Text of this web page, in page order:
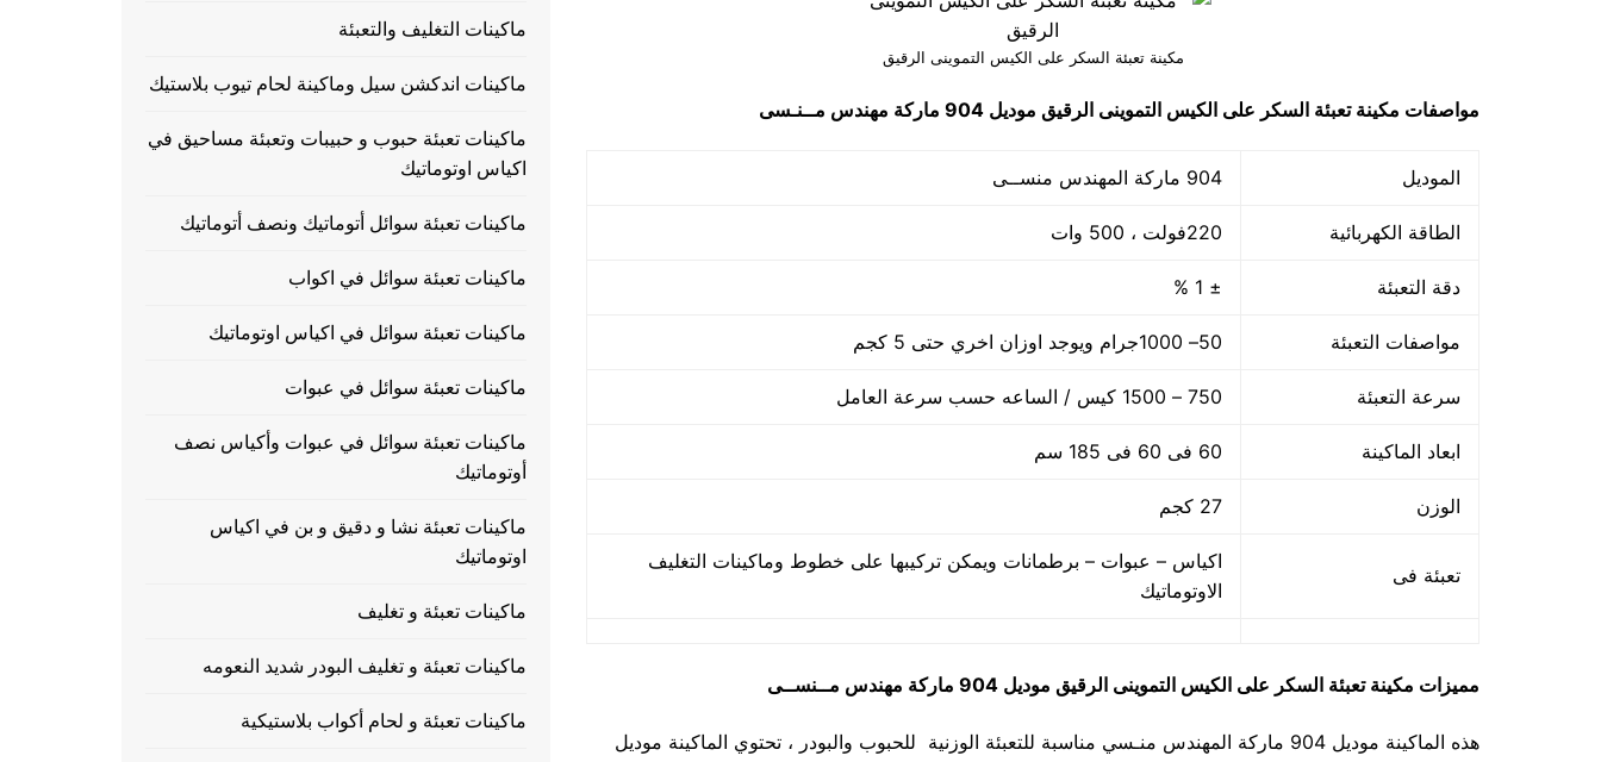
مكينة تعبئة السكر على الكيس التموينى الرقيق
مواصفات مكينة تعبئة السكر على الكيس التموينى الرقيق موديل 904 ماركة مهندس مــنـسى
الموديل 904 ماركة المهندس منســى
الطاقة الكهربائية 220فولت ، 500 وات
دقة التعبئة ± 1 %
مواصفات التعبئة 50– 1000جرام ويوجد اوزان اخري حتى 5 كجم
سرعة التعبئة 750 – 1500 كيس / الساعه حسب سرعة العامل
ابعاد الماكينة 60 فى 60 فى 185 سم
الوزن 27 كجم
تعبئة فى
اكياس – عبوات – برطمانات ويمكن تركيبها على خطوط وماكينات التغليف
الاوتوماتيك
مميزات مكينة تعبئة السكر على الكيس التموينى الرقيق موديل 904 ماركة مهندس مــنســى
هذه الماكينة موديل 904 ماركة المهندس منـسي مناسبة للتعبئة الوزنية للحبوب والبودر ، تحتوي الماكينة موديل
ماكينات التغليف والتعبئة
ماكينات اندكشن سيل وماكينة لحام تيوب بلاستيك
ماكينات تعبئة حبوب و حبيبات وتعبئة مساحيق في
اكياس اوتوماتيك
ماكينات تعبئة سوائل أتوماتيك ونصف أتوماتيك
ماكينات تعبئة سوائل في اكواب
ماكينات تعبئة سوائل في اكياس اوتوماتيك
ماكينات تعبئة سوائل في عبوات
ماكينات تعبئة سوائل في عبوات وأكياس نصف
أوتوماتيك
ماكينات تعبئة نشا و دقيق و بن في اكياس
اوتوماتيك
ماكينات تعبئة و تغليف
ماكينات تعبئة و تغليف البودر شديد النعومه
ماكينات تعبئة و لحام أكواب بلاستيكية